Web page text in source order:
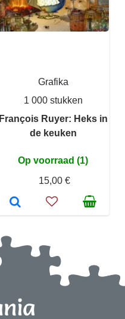
Grafika
1 000 stukken
François Ruyer: Heks in
de keuken
Op voorraad (1)
15,00 €